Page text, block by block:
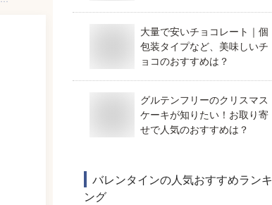
大量で安いチョコレート｜個
包装タイプなど、美味しいチ
ョコのおすすめは？
グルテンフリーのクリスマス
ケーキが知りたい！お取り寄
せで人気のおすすめは？
バレンタインの人気おすすめランキ
ング